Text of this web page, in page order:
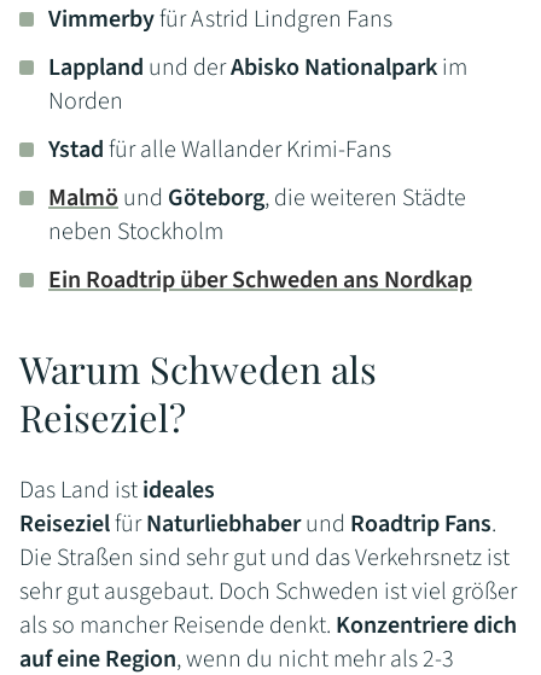
Vimmerbyfür Astrid Lindgren Fans
Lappland und derAbisko Nationalparkim
Norden
Ystadfür alle Wallander Krimi-Fans
Malmöund Göteborg, die weiteren Städte
neben Stockholm
Ein Roadtrip über Schweden ans Nordkap
Warum Schweden als
Reiseziel?
Das Land istideales
ReisezielfürNaturliebhaberund Roadtrip Fans.
Die Straßen sind sehr gut und das Verkehrsnetz ist
sehr gut ausgebaut. Doch Schweden ist viel größer
als so mancher Reisende denkt. Konzentriere dich
auf eine Region, wenn du nicht mehr als 2-3